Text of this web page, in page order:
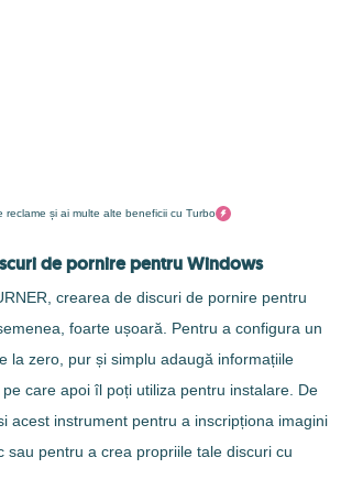
reclame și ai multe alte beneficii cu Turbo
de pornire pentru Windows
crearea de discuri de pornire pentru
foarte ușoară. Pentru a configura un
la zero, pur și simplu adaugă informațiile
care apoi îl poți utiliza pentru instalare. De
acest instrument pentru a inscripționa imagini
sau pentru a crea propriile tale discuri cu